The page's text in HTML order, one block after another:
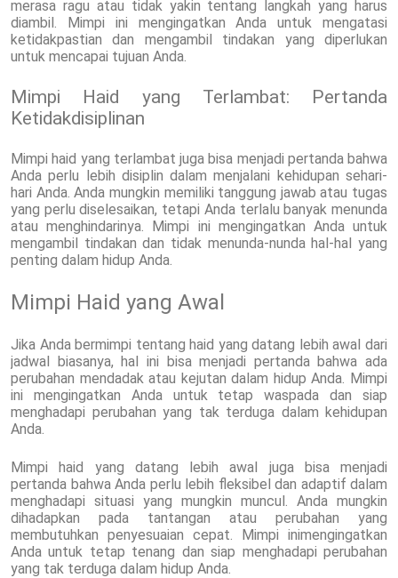
merasa ragu atau tidak yakin tentang langkah yang harus
diambil. Mimpi ini mengingatkan Anda untuk mengatasi
ketidakpastian dan mengambil tindakan yang diperlukan
untuk mencapai tujuan Anda.
Mimpi Haid yang Terlambat: Pertanda
Ketidakdisiplinan
Mimpi haid yang terlambat juga bisa menjadi pertanda bahwa
Anda perlu lebih disiplin dalam menjalani kehidupan sehari-
hari Anda. Anda mungkin memiliki tanggung jawab atau tugas
yang perlu diselesaikan, tetapi Anda terlalu banyak menunda
atau menghindarinya. Mimpi ini mengingatkan Anda untuk
mengambil tindakan dan tidak menunda-nunda hal-hal yang
penting dalam hidup Anda.
Mimpi Haid yang Awal
Jika Anda bermimpi tentang haid yang datang lebih awal dari
jadwal biasanya, hal ini bisa menjadi pertanda bahwa ada
perubahan mendadak atau kejutan dalam hidup Anda. Mimpi
ini mengingatkan Anda untuk tetap waspada dan siap
menghadapi perubahan yang tak terduga dalam kehidupan
Anda.
Mimpi haid yang datang lebih awal juga bisa menjadi
pertanda bahwa Anda perlu lebih fleksibel dan adaptif dalam
menghadapi situasi yang mungkin muncul. Anda mungkin
dihadapkan pada tantangan atau perubahan yang
membutuhkan penyesuaian cepat. Mimpi inimengingatkan
Anda untuk tetap tenang dan siap menghadapi perubahan
yang tak terduga dalam hidup Anda.